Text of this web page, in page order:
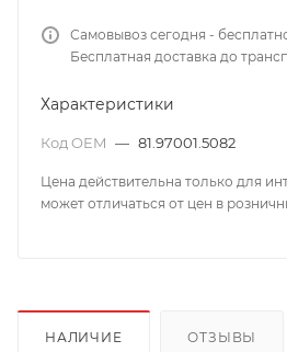
Самовывоз сегодня -
Бесплатная доставка до
Характеристики
Код OEM — 81.97001.5082
Цена действительна только для
может отличаться от цен в
НАЛИЧИЕ ОТЗЫВЫ